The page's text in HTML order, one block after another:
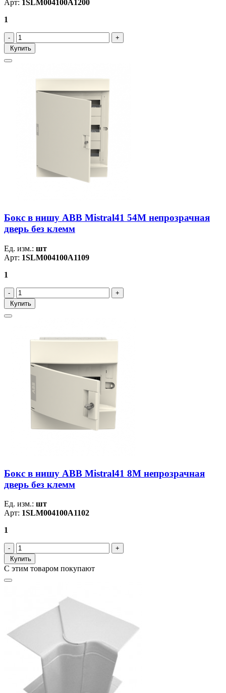
Арт: 1SLM004100A1200
1
Купить
Бокс в нишу ABB Mistral41 54М непрозрачная
дверь без клемм
Ед. изм.: шт
Арт: 1SLM004100A1109
1
Купить
Бокс в нишу ABB Mistral41 8М непрозрачная
дверь без клемм
Ед. изм.: шт
Арт: 1SLM004100A1102
1
Купить
С этим товаром покупают